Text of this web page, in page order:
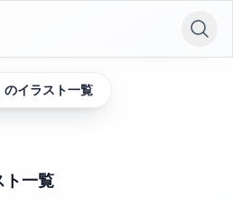
のイラスト一覧
ト一覧